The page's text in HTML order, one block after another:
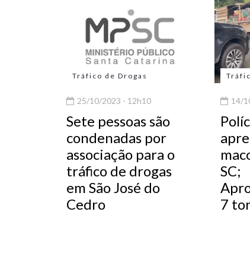
Tráfico de Drogas
25/10/2023 - 12h10
Sete pessoas são
condenadas por
associação para o
tráfico de drogas
em São José do
Cedro
14/
SC;
7